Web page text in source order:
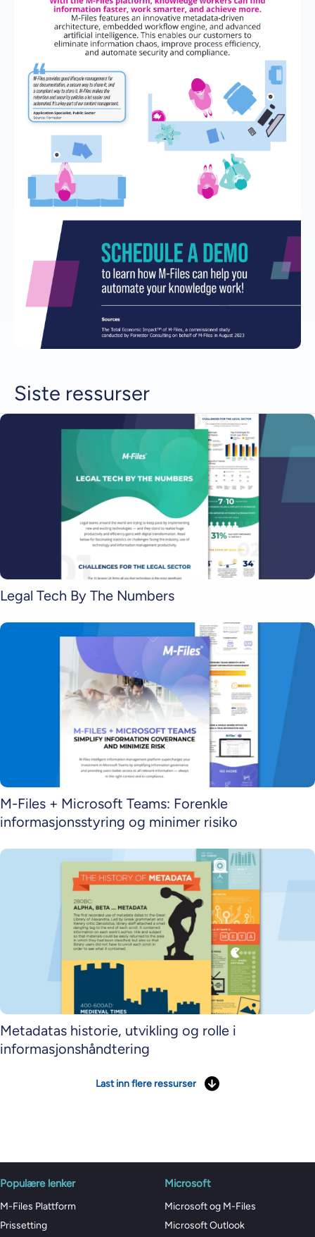
Siste ressurser
Legal Tech By The Numbers
M-Files + Microsoft Teams: Forenkle
informasjonsstyring og minimer risiko
Metadatas historie, utvikling og rolle i
informasjonshåndtering
Last inn flere ressurser
Populære lenker
M-Files Plattform
Prissetting
Microsoft
Microsoft og M-Files
Microsoft Outlook